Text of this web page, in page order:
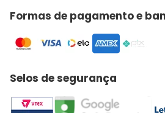
Formas de pagamento e
Selos de segurança